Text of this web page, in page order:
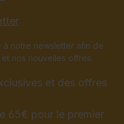
à notre newsletter afin de
nos nouvelles offres.
et des offres
65€ pour le premier